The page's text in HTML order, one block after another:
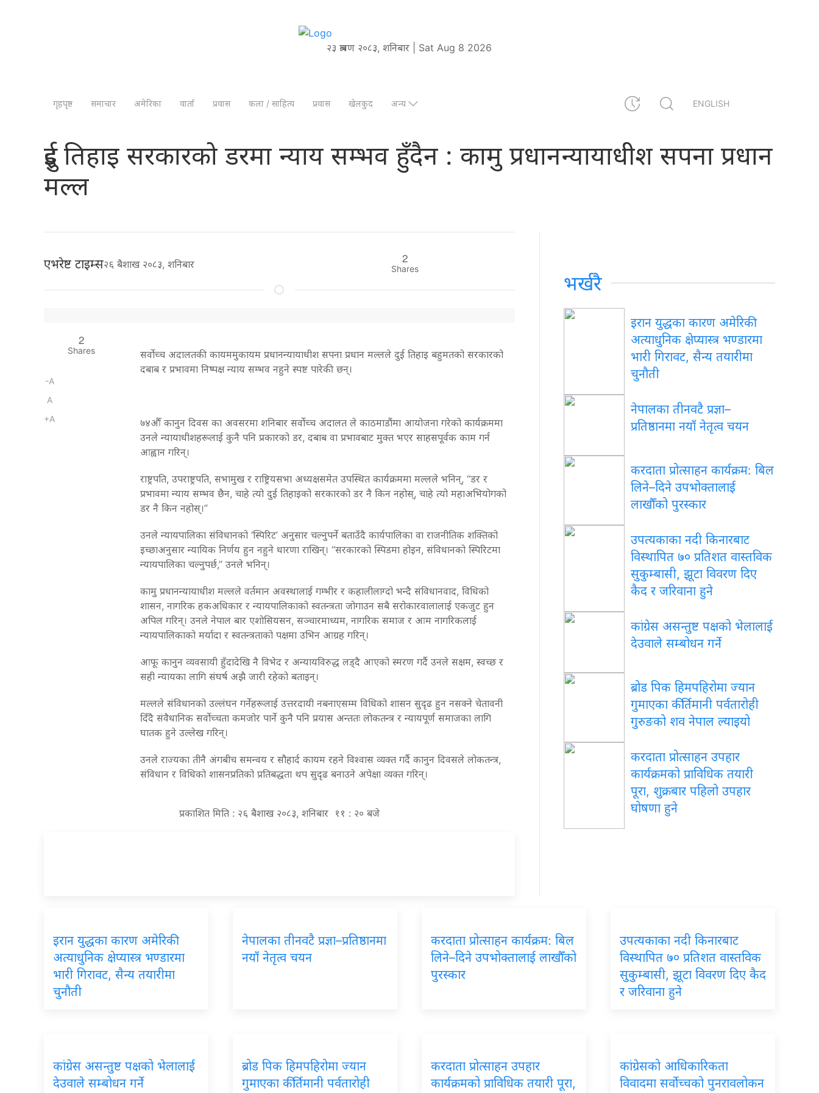
२३ श्रावण २०८३, शनिबार | Sat Aug 8 2026
गृहपृष्ठ समाचार अमेरिका वार्ता प्रवास कला / साहित्य प्रवास खेलकुद अन्य ENGLISH
दुई तिहाइ सरकारको डरमा न्याय सम्भव हुँदैन : कामु प्रधानन्यायाधीश सपना प्रधान
मल्ल
एभरेष्ट टाइम्स२६ बैशाख २०८३, शनिबार 2
Shares
2
Shares
-A
A
+A
सर्वोच्च अदालतकी कायममुकायम प्रधानन्यायाधीश सपना प्रधान मल्लले दुई तिहाइ बहुमतको सरकारको
दबाब र प्रभावमा निष्पक्ष न्याय सम्भव नहुने स्पष्ट पारेकी छन्।
७४औँ कानुन दिवस का अवसरमा शनिबार सर्वोच्च अदालत ले काठमाडौंमा आयोजना गरेको कार्यक्रममा
उनले न्यायाधीशहरूलाई कुनै पनि प्रकारको डर, दबाब वा प्रभावबाट मुक्त भएर साहसपूर्वक काम गर्न
आह्वान गरिन्।
राष्ट्रपति, उपराष्ट्रपति, सभामुख र राष्ट्रियसभा अध्यक्षसमेत उपस्थित कार्यक्रममा मल्लले भनिन्, “डर र
प्रभावमा न्याय सम्भव छैन, चाहे त्यो दुई तिहाइको सरकारको डर नै किन नहोस्, चाहे त्यो महाअभियोगको
डर नै किन नहोस्।”
उनले न्यायपालिका संविधानको ‘स्पिरिट’ अनुसार चल्नुपर्ने बताउँदै कार्यपालिका वा राजनीतिक शक्तिको
इच्छाअनुसार न्यायिक निर्णय हुन नहुने धारणा राखिन्। “सरकारको स्पिडमा होइन, संविधानको स्पिरिटमा
न्यायपालिका चल्नुपर्छ,” उनले भनिन्।
कामु प्रधानन्यायाधीश मल्लले वर्तमान अवस्थालाई गम्भीर र कहालीलाग्दो भन्दै संविधानवाद, विधिको
शासन, नागरिक हकअधिकार र न्यायपालिकाको स्वतन्त्रता जोगाउन सबै सरोकारवालालाई एकजुट हुन
अपिल गरिन्। उनले नेपाल बार एशोसियसन, सञ्चारमाध्यम, नागरिक समाज र आम नागरिकलाई
न्यायपालिकाको मर्यादा र स्वतन्त्रताको पक्षमा उभिन आग्रह गरिन्।
आफू कानुन व्यवसायी हुँदादेखि नै विभेद र अन्यायविरुद्ध लड्दै आएको स्मरण गर्दै उनले सक्षम, स्वच्छ र
सही न्यायका लागि संघर्ष अझै जारी रहेको बताइन्।
मल्लले संविधानको उल्लंघन गर्नेहरूलाई उत्तरदायी नबनाएसम्म विधिको शासन सुदृढ हुन नसक्ने चेतावनी
दिँदै संवैधानिक सर्वोच्चता कमजोर पार्ने कुनै पनि प्रयास अन्ततः लोकतन्त्र र न्यायपूर्ण समाजका लागि
घातक हुने उल्लेख गरिन्।
उनले राज्यका तीनै अंगबीच समन्वय र सौहार्द कायम रहने विश्वास व्यक्त गर्दै कानुन दिवसले लोकतन्त्र,
संविधान र विधिको शासनप्रतिको प्रतिबद्धता थप सुदृढ बनाउने अपेक्षा व्यक्त गरिन्।
प्रकाशित मिति : २६ बैशाख २०८३, शनिबार ११ : २० बजे
भर्खरै
इरान युद्धका कारण अमेरिकी
अत्याधुनिक क्षेप्यास्त्र भण्डारमा
भारी गिरावट, सैन्य तयारीमा
चुनौती
नेपालका तीनवटै प्रज्ञा–
प्रतिष्ठानमा नयाँ नेतृत्व चयन
करदाता प्रोत्साहन कार्यक्रम: बिल
लिने–दिने उपभोक्तालाई
लाखौँको पुरस्कार
उपत्यकाका नदी किनारबाट
विस्थापित ७० प्रतिशत वास्तविक
सुकुम्बासी, झूटा विवरण दिए
कैद र जरिवाना हुने
कांग्रेस असन्तुष्ट पक्षको भेलालाई
देउवाले सम्बोधन गर्ने
ब्रोड पिक हिमपहिरोमा ज्यान
गुमाएका कीर्तिमानी पर्वतारोही
गुरुङको शव नेपाल ल्याइयो
करदाता प्रोत्साहन उपहार
कार्यक्रमको प्राविधिक तयारी
पूरा, शुक्रबार पहिलो उपहार
घोषणा हुने
इरान युद्धका कारण अमेरिकी
अत्याधुनिक क्षेप्यास्त्र भण्डारमा
भारी गिरावट, सैन्य तयारीमा
चुनौती
नेपालका तीनवटै प्रज्ञा–प्रतिष्ठानमा
नयाँ नेतृत्व चयन
करदाता प्रोत्साहन कार्यक्रम: बिल
लिने–दिने उपभोक्तालाई लाखौँको
पुरस्कार
उपत्यकाका नदी किनारबाट
विस्थापित ७० प्रतिशत वास्तविक
सुकुम्बासी, झूटा विवरण दिए कैद
र जरिवाना हुने
कांग्रेस असन्तुष्ट पक्षको भेलालाई
देउवाले सम्बोधन गर्ने
ब्रोड पिक हिमपहिरोमा ज्यान
गुमाएका कीर्तिमानी पर्वतारोही
करदाता प्रोत्साहन उपहार
कार्यक्रमको प्राविधिक तयारी पूरा,
कांग्रेसको आधिकारिकता
विवादमा सर्वोच्चको पुनरावलोकन